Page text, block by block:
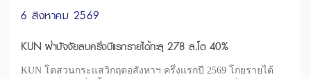
6 สิงหาคม 2569
KUN ฝ่าปัจจัยลบครึ่งปีแรกรายได้ทะลุ 278 ล.โต 40%
KUN โตสวนกระแสวิกฤตอสังหาฯ ครึ่งแรกปี 2569 โกยรายได้